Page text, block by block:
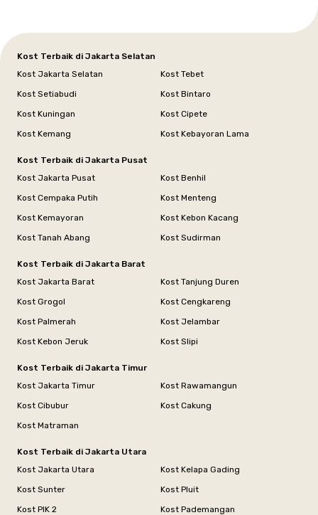
Kost Terbaik di Jakarta Selatan
Kost Jakarta Selatan
Kost Tebet
Kost Setiabudi
Kost Bintaro
Kost Kuningan
Kost Cipete
Kost Kemang
Kost Kebayoran Lama
Kost Terbaik di Jakarta Pusat
Kost Jakarta Pusat
Kost Benhil
Kost Cempaka Putih
Kost Menteng
Kost Kemayoran
Kost Kebon Kacang
Kost Tanah Abang
Kost Sudirman
Kost Terbaik di Jakarta Barat
Kost Jakarta Barat
Kost Tanjung Duren
Kost Grogol
Kost Cengkareng
Kost Palmerah
Kost Jelambar
Kost Kebon Jeruk
Kost Slipi
Kost Terbaik di Jakarta Timur
Kost Jakarta Timur
Kost Rawamangun
Kost Cibubur
Kost Cakung
Kost Matraman
Kost Terbaik di Jakarta Utara
Kost Jakarta Utara
Kost Kelapa Gading
Kost Sunter
Kost Pluit
Kost PIK 2
Kost Pademangan